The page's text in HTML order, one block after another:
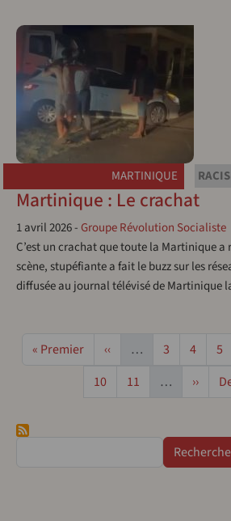
MARTINIQUE
Martinique : Le crachat
1 avril 2026- Groupe Révolution Socialiste
C’est un crachat que toute la Martinique a
scène, stupéfiante a fait le buzz sur les
diffusée au journal télévisé de Martinique
Première page
« Premier Page précédente
‹‹ … Page
3 Page
4 5
Page
10 Page
11 … Page
››